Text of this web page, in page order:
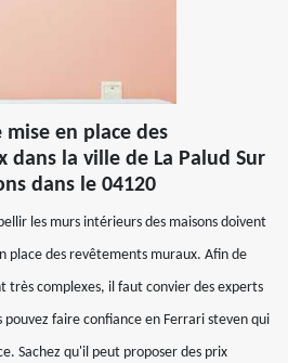
en place des
dans la ville de La Palud Sur
dans le 04120
les murs intérieurs des maisons doivent
place des revêtements muraux. Afin de
très complexes, il faut convier des experts
faire confiance en Ferrari steven qui
Sachez qu'il peut proposer des prix